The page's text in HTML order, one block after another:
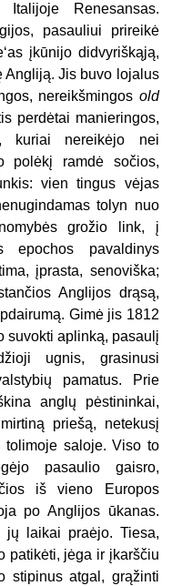
Italijoje Renesansas.
pasauliui prireikė
įkūnijo didvyriškąją,
Angliją. Jis buvo lojalus
nereikšmingos old
perdėtai manieringos,
kuriai nereikėjo nei
polėkį ramdė sočios,
vien tingus vėjas
tolyn nuo
grožio link, į
epochos pavaldinys
įprasta, senoviška;
Anglijos drąsą,
Gimė jis 1812
suvokti aplinką, pasaulį
ugnis, grasinusi
pamatus. Prie
anglų pėstininkai,
priešą, netekusį
tolimoje saloje. Viso to
pasaulio gaisro,
iš vieno Europos
po Anglijos ūkanas.
jų laikai praėjo. Tiesa,
patikėti, jėga ir įkarščiu
stipinus atgal, grąžinti